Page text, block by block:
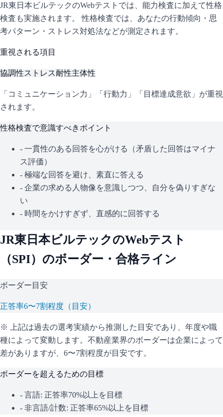
JR東日本ビルテックのWebテストでは、能力検査に加えて性格
検査も実施されます。 性格検査では、あなたの行動傾向・思
考パターン・ストレス対処法などが測定されます。
重視される項目
協調性ストレス耐性主体性
「コミュニケーション力」「行動力」「目標達成意欲」が重視
されます。
性格検査で意識すべきポイント
- 一貫性のある回答を心がける（矛盾した回答はマイナ
ス評価）
- 極端な回答を避け、素直に答える
- 企業の求める人物像を意識しつつ、自分を偽りすぎな
い
- 時間をかけすぎず、直感的に回答する
JR東日本ビルテックのWebテスト
（SPI）のボーダー・合格ライン
ボーダー目安
正答率6〜7割程度（目安）
※ 上記は過去の選考実績から推測した目安であり、年度や職
種によって変動します。 不動産業界のボーダーは企業によって
差がありますが、6〜7割程度が目安です。
ボーダーを超えるための目標
- 言語: 正答率70%以上を目標
- 非言語/計数: 正答率65%以上を目標